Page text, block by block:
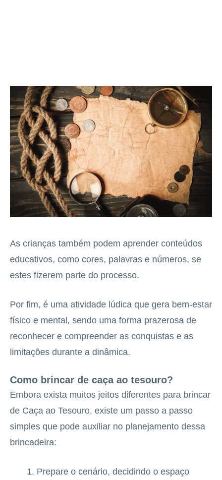
As crianças também podem aprender conteúdos
educativos, como cores, palavras e números, se
estes fizerem parte do processo.
Por fim, é uma atividade lúdica que gera bem-estar
físico e mental, sendo uma forma prazerosa de
reconhecer e compreender as conquistas e as
limitações durante a dinâmica.
Como brincar de caça ao tesouro?
Embora exista muitos jeitos diferentes para brincar
de Caça ao Tesouro, existe um passo a passo
simples que pode auxiliar no planejamento dessa
brincadeira:
Prepare o cenário, decidindo o espaço